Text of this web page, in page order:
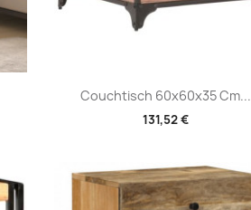
Couchtisch 60x60x35 Cm...
131,52 €
Vorschau